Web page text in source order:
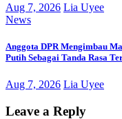
Aug 7, 2026 Lia Uyee
News
Anggota DPR Mengimbau
Putih Sebagai Tanda Rasa
Aug 7, 2026 Lia Uyee
Leave a Reply